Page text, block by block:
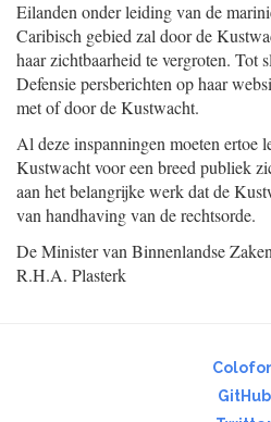
Eilanden onder leiding van de
Caribisch gebied zal door de
haar zichtbaarheid te vergroten. Tot
Defensie persberichten op haar
met of door de Kustwacht.
Al deze inspanningen moeten ertoe
Kustwacht voor een breed publiek
aan het belangrijke werk dat de
van handhaving van de rechtsorde.
De Minister van Binnenlandse
R.H.A. Plasterk
GitHub